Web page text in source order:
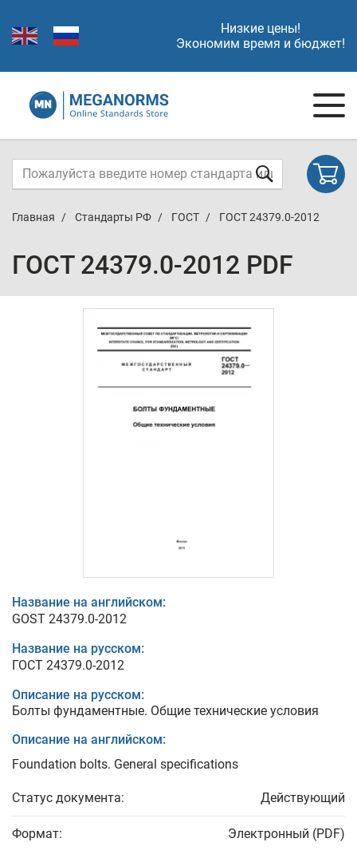
Низкие цены!
Экономим время и бюджет!
Главная Стандарты РФ ГОСТ ГОСТ 24379.0-2012
ГОСТ 24379.0-2012 PDF
Название на английском:
GOST 24379.0-2012
Название на русском:
ГОСТ 24379.0-2012
Описание на русском:
Болты фундаментные. Общие технические условия
Описание на английском:
Foundation bolts. General specifications
Статус документа: Действующий
Формат: Электронный (PDF)